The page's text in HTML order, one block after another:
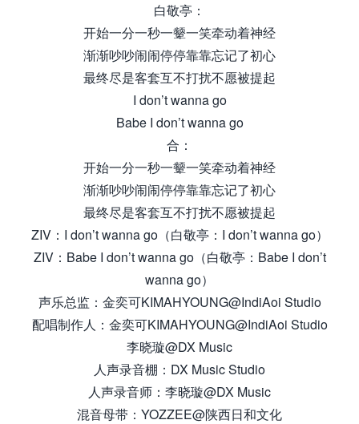
白敬亭：
开始一分一秒一颦一笑牵动着神经
渐渐吵吵闹闹停停靠靠忘记了初心
最终尽是客套互不打扰不愿被提起
I don’t wanna go
Babe I don’t wanna go
合：
开始一分一秒一颦一笑牵动着神经
渐渐吵吵闹闹停停靠靠忘记了初心
最终尽是客套互不打扰不愿被提起
ZIV：I don’t wanna go（白敬亭：I don’t wanna go）
ZIV：Babe I don’t wanna go（白敬亭：Babe I don’t
wanna go）
声乐总监：金奕可KIMAHYOUNG@IndiAoi Studio
配唱制作人：金奕可KIMAHYOUNG@IndiAoi Studio
李晓璇@DX Music
人声录音棚：DX Music Studio
人声录音师：李晓璇@DX Music
混音母带：YOZZEE@陕西日和文化